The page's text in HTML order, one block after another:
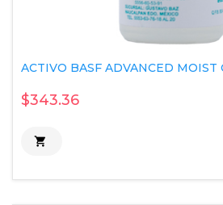
ACTIVO BASF ADVANCED MOIST
$343.36
